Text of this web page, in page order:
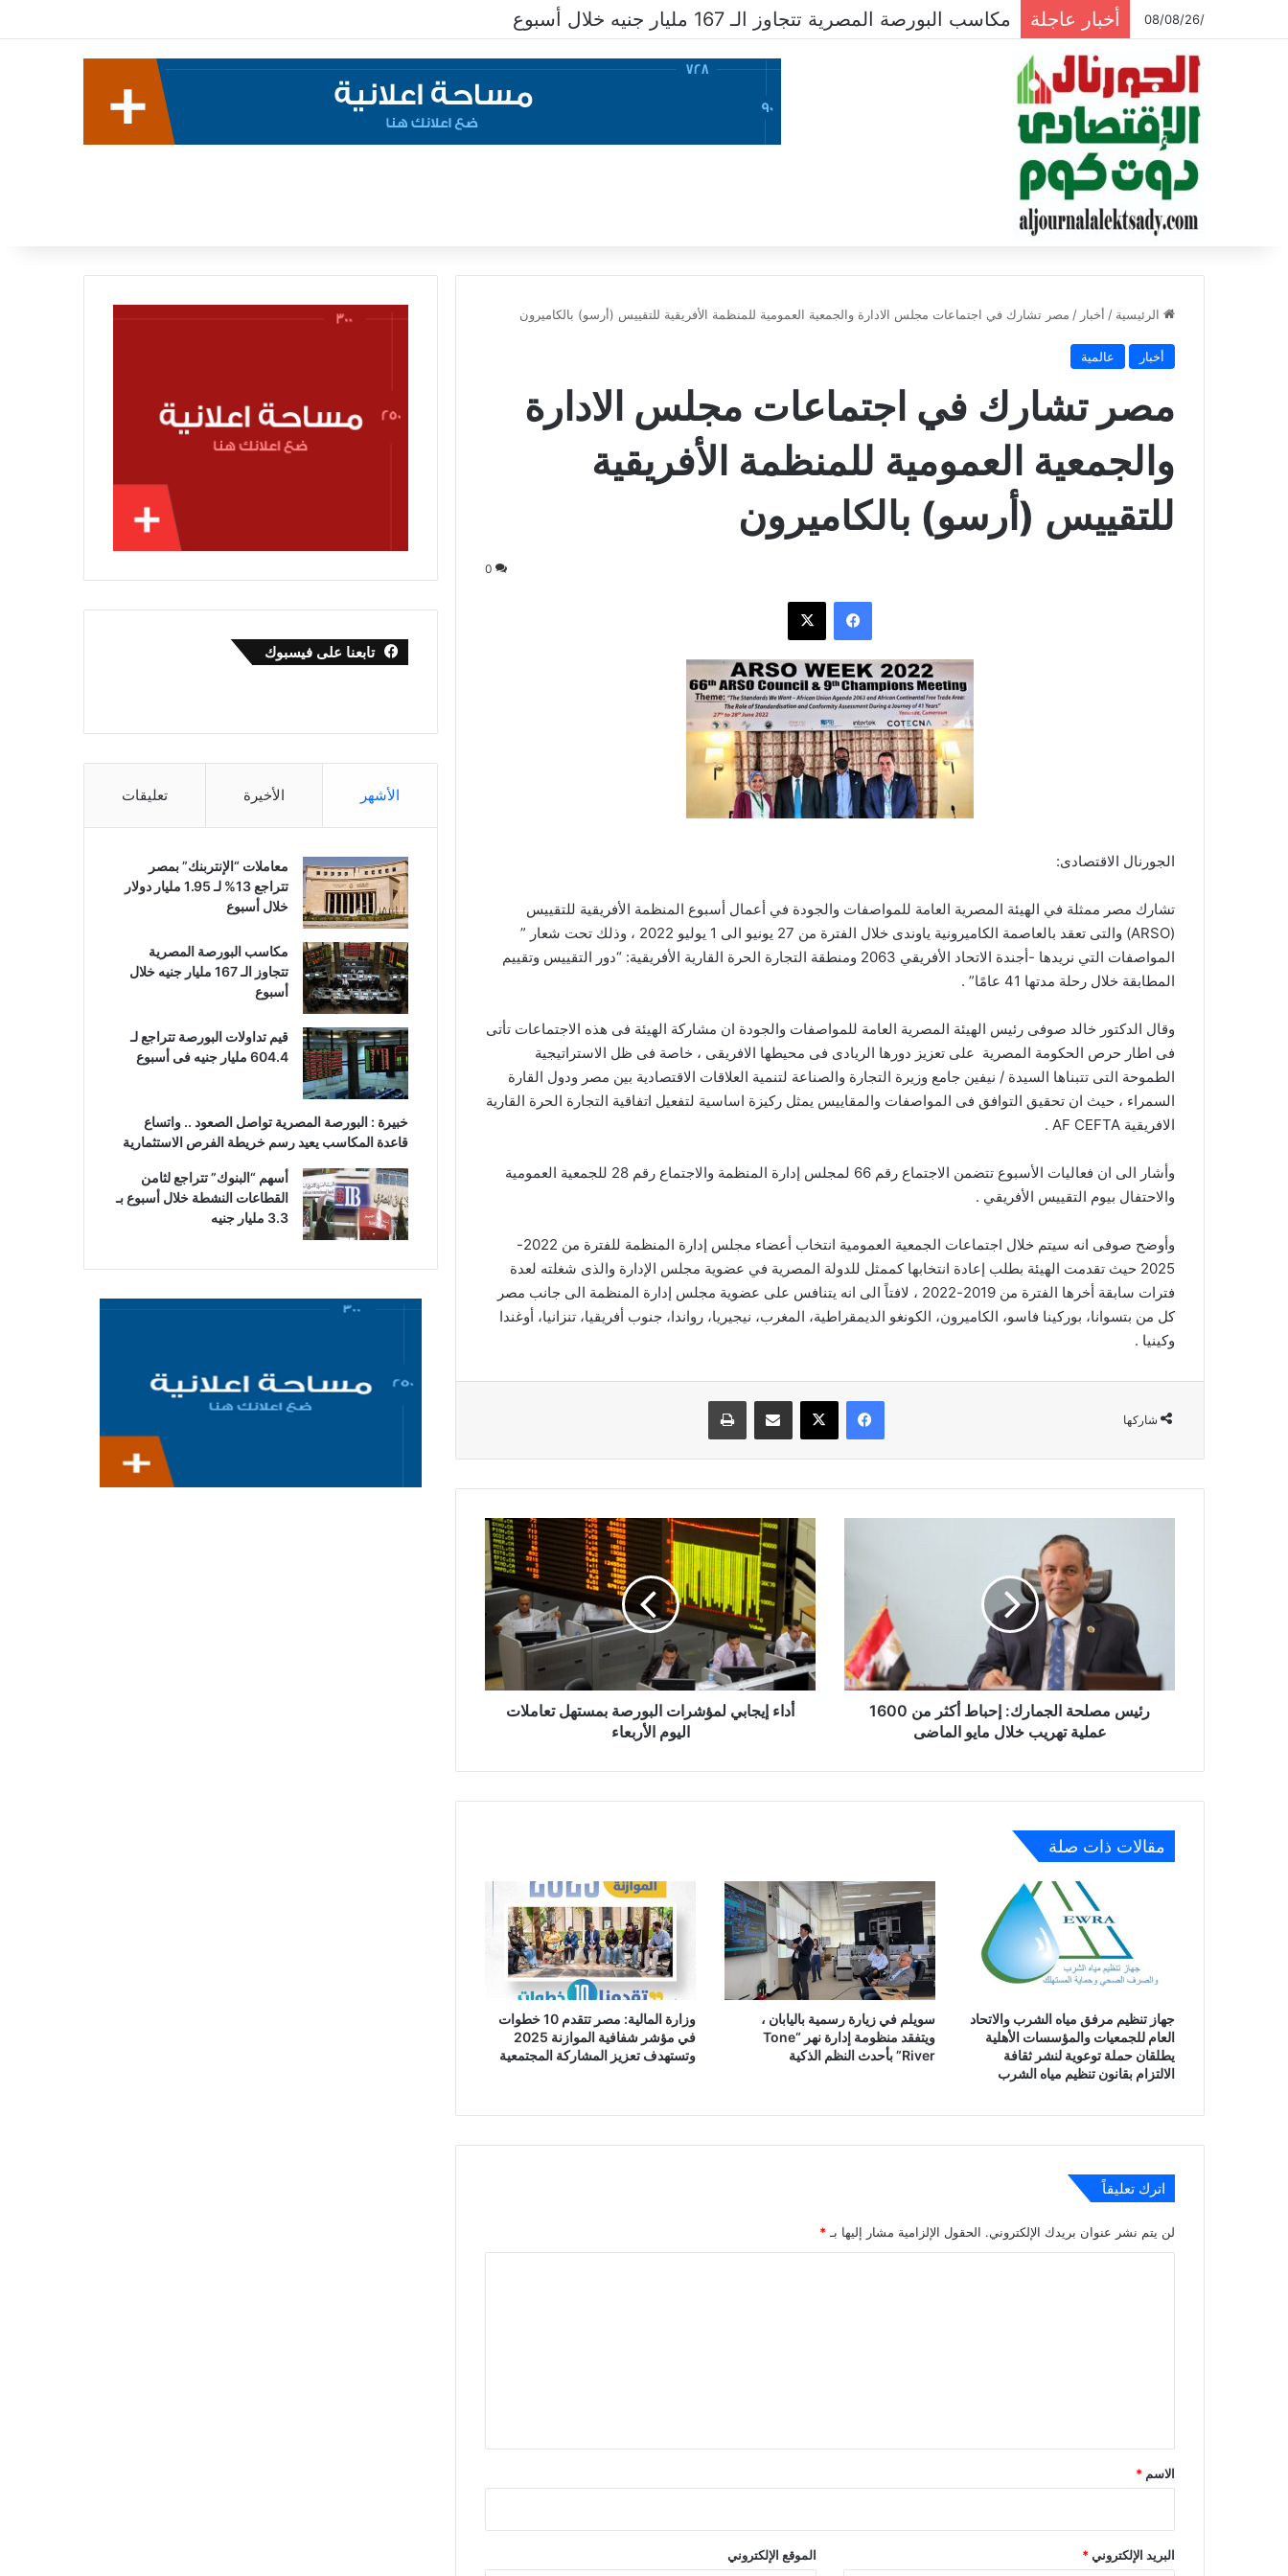
/08/08/26 أخبار عاجلة مكاسب البورصة المصرية تتجاوز الـ 167 مليار جنيه خلال أسبوع
الرئيسية / أخبار / مصر تشارك في اجتماعات مجلس الادارة والجمعية العمومية للمنظمة الأفريقية للتقييس (أرسو) بالكاميرون
أخبار عالمية
مصر تشارك في اجتماعات مجلس الادارة
والجمعية العمومية للمنظمة الأفريقية
للتقييس (أرسو) بالكاميرون
0
فيسبوك ‫X
الجورنال الاقتصادى:
تشارك مصر ممثلة في الهيئة المصرية العامة للمواصفات والجودة في أعمال أسبوع المنظمة الأفريقية للتقييس
(ARSO) والتى تعقد بالعاصمة الكاميرونية ياوندى خلال الفترة من 27 يونيو الى 1 يوليو 2022 ، وذلك تحت شعار ”
المواصفات التي نريدها -أجندة الاتحاد الأفريقي 2063 ومنطقة التجارة الحرة القارية الأفريقية: “دور التقييس وتقييم
المطابقة خلال رحلة مدتها 41 عامًا” .
وقال الدكتور خالد صوفى رئيس الهيئة المصرية العامة للمواصفات والجودة ان مشاركة الهيئة فى هذه الاجتماعات تأتى
فى اطار حرص الحكومة المصرية على تعزيز دورها الريادى فى محيطها الافريقى ، خاصة فى ظل الاستراتيجية
الطموحة التى تتبناها السيدة / نيفين جامع وزيرة التجارة والصناعة لتنمية العلاقات الاقتصادية بين مصر ودول القارة
السمراء ، حيث ان تحقيق التوافق فى المواصفات والمقاييس يمثل ركيزة اساسية لتفعيل اتفاقية التجارة الحرة القارية
الافريقية AF CEFTA .
وأشار الى ان فعاليات الأسبوع تتضمن الاجتماع رقم 66 لمجلس إدارة المنظمة والاجتماع رقم 28 للجمعية العمومية
والاحتفال بيوم التقييس الأفريقي .
وأوضح صوفى انه سيتم خلال اجتماعات الجمعية العمومية انتخاب أعضاء مجلس إدارة المنظمة للفترة من 2022-
2025 حيث تقدمت الهيئة بطلب إعادة انتخابها كممثل للدولة المصرية في عضوية مجلس الإدارة والذى شغلته لعدة
فترات سابقة أخرها الفترة من 2019-2022 ، لافتاً الى انه يتنافس على عضوية مجلس إدارة المنظمة الى جانب مصر
كل من بتسوانا، بوركينا فاسو، الكاميرون، الكونغو الديمقراطية، المغرب، نيجيريا، رواندا، جنوب أفريقيا، تنزانيا، أوغندا
وكينيا .
شاركها
فيسبوك ‫X مشاركة عبر البريد طباعة
تهريب
رئيس مصلحة الجمارك: إحباط أكثر من 1600
عملية تهريب خلال مايو الماضى
أداء
إيجابي
لمؤشرات
البورصة
بمستهل
تعاملات
اليوم
الأربعاء
أداء إيجابي لمؤشرات البورصة بمستهل تعاملات
اليوم الأربعاء
مقالات ذات صلة
جهاز تنظيم مرفق مياه الشرب والاتحاد
العام للجمعيات والمؤسسات الأهلية
يطلقان حملة توعوية لنشر ثقافة
الالتزام بقانون تنظيم مياه الشرب
سويلم في زيارة رسمية باليابان ،
ويتفقد منظومة إدارة نهر “Tone
River” بأحدث النظم الذكية
وزارة المالية: مصر تتقدم 10 خطوات
في مؤشر شفافية الموازنة 2025
وتستهدف تعزيز المشاركة المجتمعية
اترك تعليقاً
لن يتم نشر عنوان بريدك الإلكتروني. الحقول الإلزامية مشار إليها بـ *
*
الاسم *
البريد الإلكتروني* الموقع الإلكتروني
تابعنا على فيسبوك
الأشهر الأخيرة تعليقات
معاملات “الإنتربنك” بمصر
تتراجع 13% لـ 1.95 مليار دولار
خلال أسبوع
مكاسب البورصة المصرية
تتجاوز الـ 167 مليار جنيه خلال
أسبوع
قيم تداولات البورصة تتراجع لـ
604.4 مليار جنيه فى أسبوع
خبيرة : البورصة المصرية تواصل الصعود .. واتساع
قاعدة المكاسب يعيد رسم خريطة الفرص الاستثمارية
أسهم “البنوك” تتراجع لثامن
القطاعات النشطة خلال أسبوع بـ
3.3 مليار جنيه